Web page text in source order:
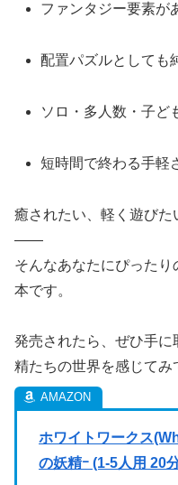
ファンタジー要素が
配置パズルとしても
ソロ・多人数・子ど
短時間で終わる手軽
癒されたい、軽く遊び
――
そんなあなたにぴったり
本です。
発売されたら、ぜひ手
精たちの世界を感じてみ
ホワイトワークス
の妖精ｰ (1-5人用 20